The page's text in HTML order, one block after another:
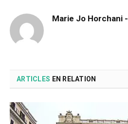
Marie Jo Horchani
ARTICLES EN RELATION